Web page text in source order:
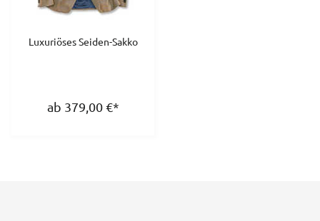
Luxuriöses Seiden-Sakko
ab 379,00€*